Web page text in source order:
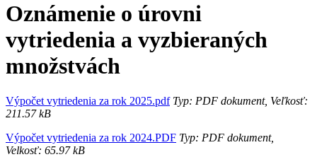
Oznámenie o úrovni
vytriedenia a vyzbieraných
množstvách
Výpočet vytriedenia za rok 2025.pdfTyp: PDF dokument, Veľkosť:
211.57 kB
Výpočet vytriedenia za rok 2024.PDF Typ: PDF dokument,
Velkosť: 65.97 kB